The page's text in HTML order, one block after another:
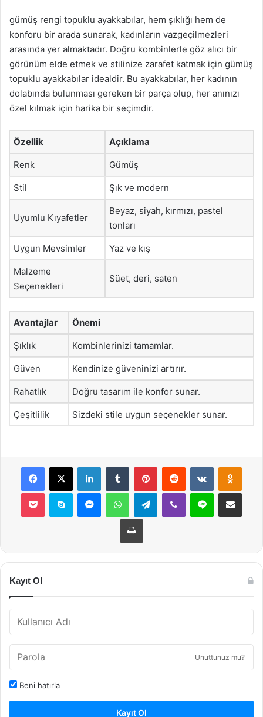
gümüş rengi topuklu ayakkabılar, hem şıklığı hem de
konforu bir arada sunarak, kadınların vazgeçilmezleri
arasında yer almaktadır. Doğru kombinlerle göz alıcı bir
görünüm elde etmek ve stilinize zarafet katmak için gümüş
topuklu ayakkabılar idealdir. Bu ayakkabılar, her kadının
dolabında bulunması gereken bir parça olup, her anınızı
özel kılmak için harika bir seçimdir.
Özellik Açıklama
Renk Gümüş
Stil Şık ve modern
Uyumlu Kıyafetler
Beyaz, siyah, kırmızı, pastel
tonları
Uygun Mevsimler Yaz ve kış
Malzeme
Seçenekleri
Süet, deri, saten
Avantajlar Önemi
Şıklık Kombinlerinizi tamamlar.
Güven Kendinize güveninizi artırır.
Rahatlık Doğru tasarım ile konfor sunar.
Çeşitlilik Sizdeki stile uygun seçenekler sunar.
Facebook
X LinkedInTumblr PinterestReddit VKontakte
Pocket Skype MessengerWhatsAppTelegramViber Line E-Posta ile
Yazdır
Kayıt Ol
Unuttunuz mu?
Beni hatırla
Kayıt Ol